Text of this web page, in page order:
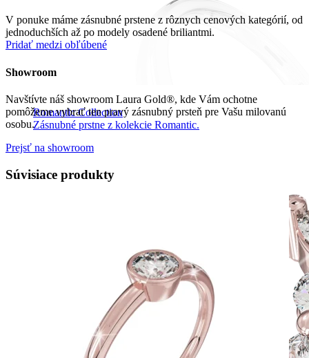
Romantic Collection
Zásnubné prstne z kolekcie Romantic.
V ponuke máme zásnubné prstene z rôznych cenových kategórií, od
jednoduchších až po modely osadené briliantmi.
Pridať medzi obľúbené
Showroom
Navštívte náš showroom Laura Gold®, kde Vám ochotne
pomôžeme vybrať ten pravý zásnubný prsteň pre Vašu milovanú
osobu.
Prejsť na showroom
Súvisiace produkty